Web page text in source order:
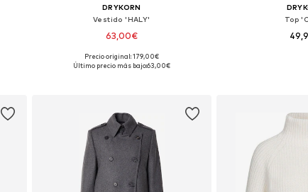
DRYKORN
Vestido 'HALY'
63,00€
Tallas disponibles: 36, 38, 40
Precio original: 179,00€
Último precio más bajo:63,00€
Top